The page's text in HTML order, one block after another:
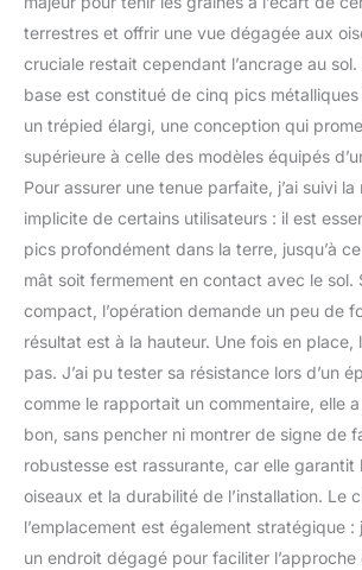
oiseaux, vous
profiter de
et de
différents
temps libre.
nourriture
URBAN Deco
des produits
stations
pour les
pelouse et
sont
travaillent
dépasser les
un. Notre
pour oiseaux
également un
idéal pour
plus de plaisir.
terrestres et offrir une vue dégagée aux
cruciale restait cependant l’ancrage au
base est constitué de cinq pics
un trépied élargi, une conception qui
supérieure à celle des modèles équipés
Pour assurer une tenue parfaite, j’ai suivi
implicite de certains utilisateurs : il est
pics profondément dans la terre, jusqu’à
mât soit fermement en contact avec le sol.
compact, l’opération demande un peu de
résultat est à la hauteur. Une fois en place,
pas. J’ai pu tester sa résistance lors d’un
comme le rapportait un commentaire, elle
bon, sans pencher ni montrer de signe de
robustesse est rassurante, car elle garantit
oiseaux et la durabilité de l’installation. Le
l’emplacement est également stratégique :
un endroit dégagé pour faciliter